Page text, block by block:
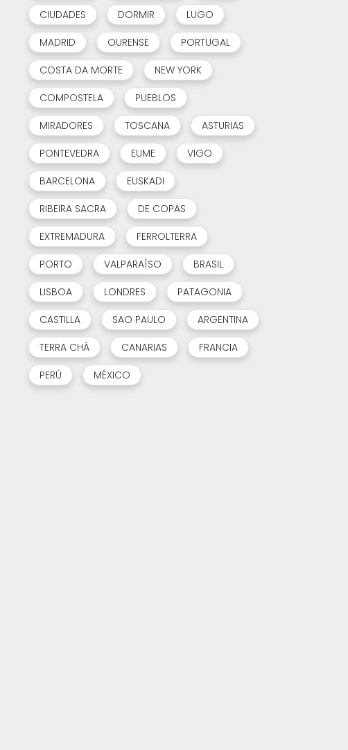
CIUDADES DORMIR
LUGO
MADRID
OURENSE
PORTUGAL
COSTA DA MORTE
NEW YORK
COMPOSTELA
PUEBLOS
MIRADORES
TOSCANA
ASTURIAS
PONTEVEDRA
EUME
VIGO
BARCELONA
EUSKADI
RIBEIRA SACRA
DE COPAS
EXTREMADURA
FERROLTERRA
PORTO
VALPARAÍSO
BRASIL
LISBOA
LONDRES
PATAGONIA
CASTILLA
SAO PAULO
ARGENTINA
TERRA CHÁ
CANARIAS
FRANCIA
PERÚ
MÉXICO